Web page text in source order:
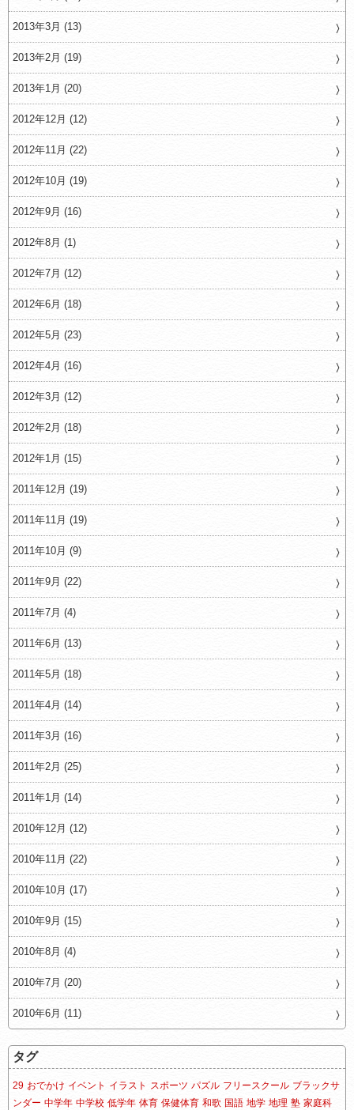
2013年3月 (13)
2013年2月 (19)
2013年1月 (20)
2012年12月 (12)
2012年11月 (22)
2012年10月 (19)
2012年9月 (16)
2012年8月 (1)
2012年7月 (12)
2012年6月 (18)
2012年5月 (23)
2012年4月 (16)
2012年3月 (12)
2012年2月 (18)
2012年1月 (15)
2011年12月 (19)
2011年11月 (19)
2011年10月 (9)
2011年9月 (22)
2011年7月 (4)
2011年6月 (13)
2011年5月 (18)
2011年4月 (14)
2011年3月 (16)
2011年2月 (25)
2011年1月 (14)
2010年12月 (12)
2010年11月 (22)
2010年10月 (17)
2010年9月 (15)
2010年8月 (4)
2010年7月 (20)
2010年6月 (11)
タグ
29 おでかけ イベント イラスト スポーツ パズル フリースクール ブラックサ
ンダー 中学年 中学校 低学年 体育 保健体育 和歌 国語 地学 地理 塾 家庭科